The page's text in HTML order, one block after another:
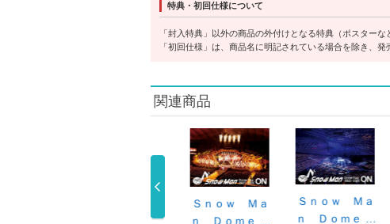
特典・初回仕様について
「封入特典」以外の商品の外付けとなる特典（ポスター
「初回仕様」は、商品名に明記されている場合を除き、
関連商品